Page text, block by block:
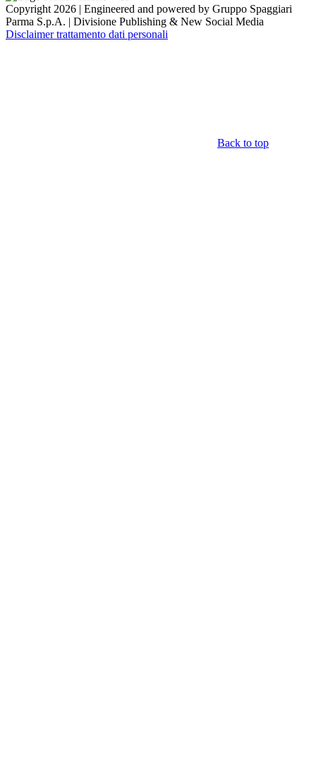
Copyright 2026 | Engineered and powered by Gruppo Spaggiari
Parma S.p.A. | Divisione Publishing & New Social Media
Disclaimer trattamento dati personali
Back to top